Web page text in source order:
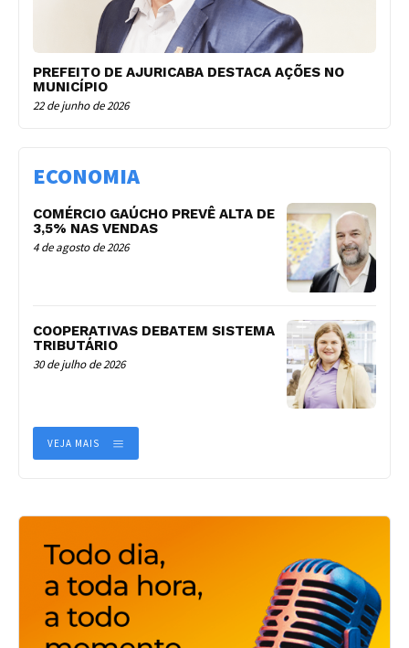
PREFEITO DE AJURICABA DESTACA AÇÕES NO
MUNICÍPIO
22 de junho de 2026
ECONOMIA
COMÉRCIO GAÚCHO PREVÊ ALTA DE
3,5% NAS VENDAS
4 de agosto de 2026
COOPERATIVAS DEBATEM SISTEMA
TRIBUTÁRIO
30 de julho de 2026
VEJA MAIS